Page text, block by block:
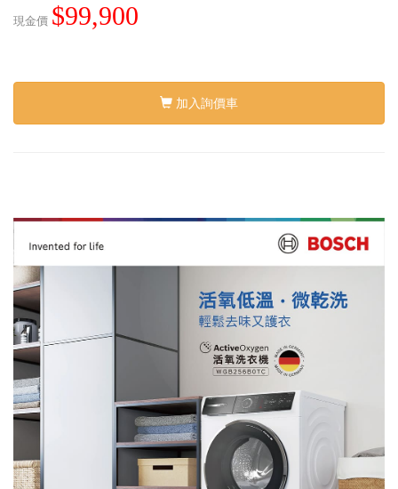
現金價 $99,900
加入詢價車